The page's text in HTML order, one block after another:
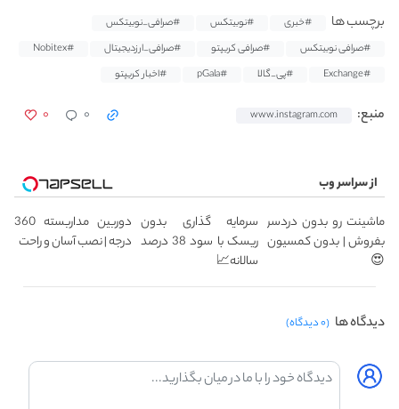
برچسب ها #خبری #نوبیتکس
#صرافی_نوبیتکس
#صرافی نوبیتکس
#صرافی کریپتو #صرافی_ارزدیجیتال
#Nobitex
#Exchange
#پی_گالا #pGala #اخبار کریپتو
منبع: www.instagram.com ۰ ۰
از سراسر وب
ماشینت رو بدون دردسر
بفروش | بدون کمسیون
😍
سرمایه گذاری بدون
ریسک با سود 38 درصد
سالانه📈
دوربین مداربسته 360
درجه | نصب آسان و راحت
دیدگاه ها (۰ دیدگاه)